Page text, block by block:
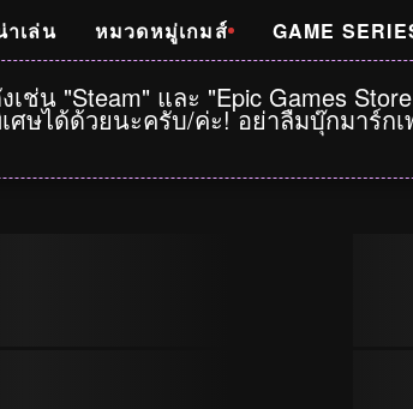
าเล่น หมวดหมู่เกมส์ GAME
น "Steam" และ "Epic Games
ได้ด้วยนะครับ/ค่ะ! อย่าลืมบุ๊กมาร์ก